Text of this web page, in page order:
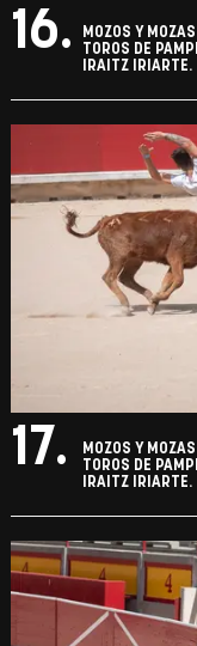
16.
MOZOS Y
TOROS DE
IRAITZ IRIARTE.
17.
MOZOS Y
TOROS DE
IRAITZ IRIARTE.